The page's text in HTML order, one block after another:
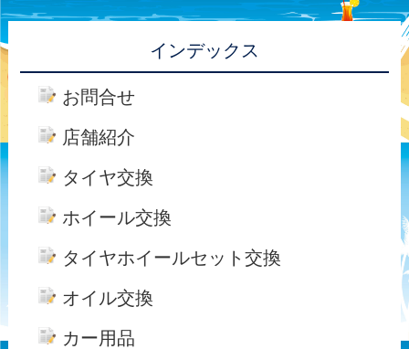
インデックス
お問合せ
店舗紹介
タイヤ交換
ホイール交換
タイヤホイールセット交換
オイル交換
カー用品